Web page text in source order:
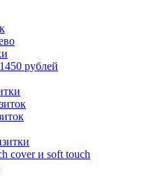
рублей
cover и soft touch